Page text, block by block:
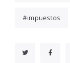
impuestos